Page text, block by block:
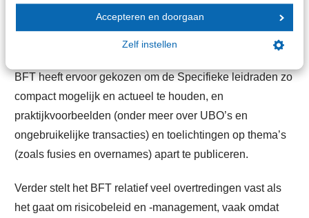
Accepteren en doorgaan
Zelf instellen
geactualiseerd. De opzet van de nieuwe leidraden is
veranderd, om ze beter te laten aansluiten op de
BFT heeft ervoor gekozen om de Specifieke leidraden zo
compact mogelijk en actueel te houden, en
praktijkvoorbeelden (onder meer over UBO’s en
ongebruikelijke transacties) en toelichtingen op thema’s
(zoals fusies en overnames) apart te publiceren.
Verder stelt het BFT relatief veel overtredingen vast als
het gaat om risicobeleid en -management, vaak omdat